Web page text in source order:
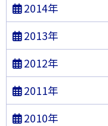
2014年
2013年
2012年
2011年
2010年